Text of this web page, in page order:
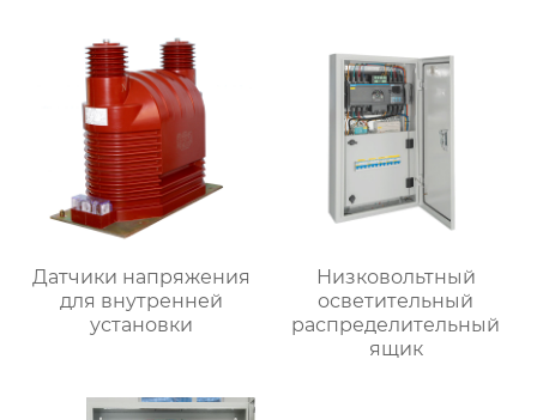
Датчики напряжения
для внутренней
установки
Низковольтный
осветительный
распределительный
ящик